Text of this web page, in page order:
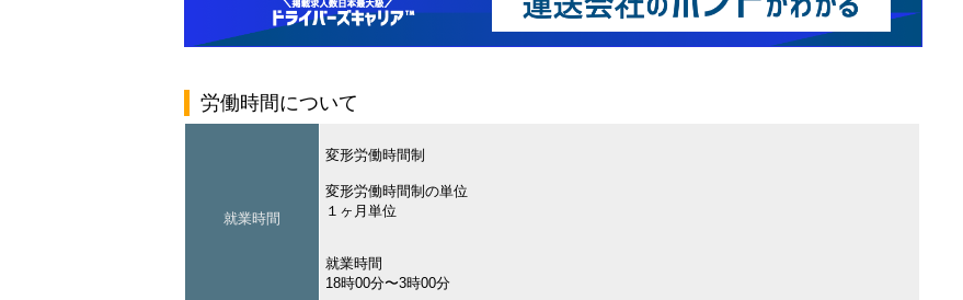
労働時間について
就業時間
変形労働時間制
変形労働時間制の単位
１ヶ月単位
就業時間
18時00分〜3時00分